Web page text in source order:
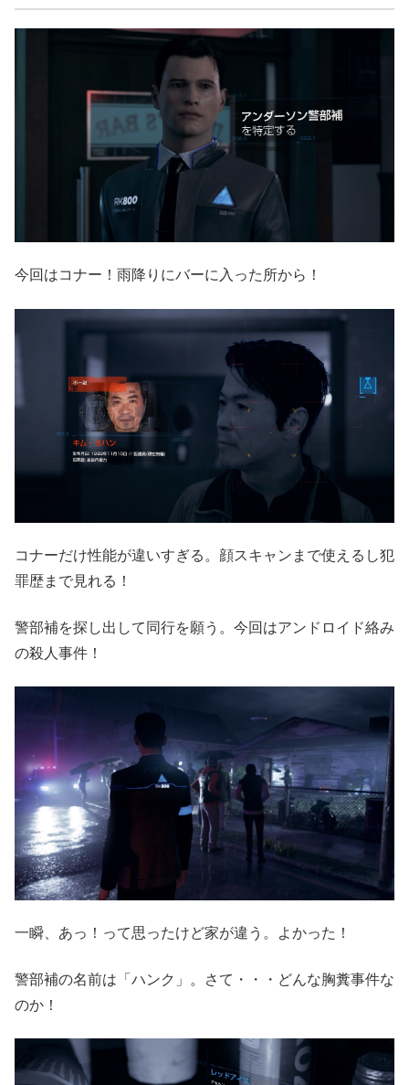
今回はコナー！雨降りにバーに入った所から！
コナーだけ性能が違いすぎる。顔スキャンまで使えるし犯
罪歴まで見れる！
警部補を探し出して同行を願う。今回はアンドロイド絡み
の殺人事件！
一瞬、あっ！って思ったけど家が違う。よかった！
警部補の名前は「ハンク」。さて・・・どんな胸糞事件な
のか！